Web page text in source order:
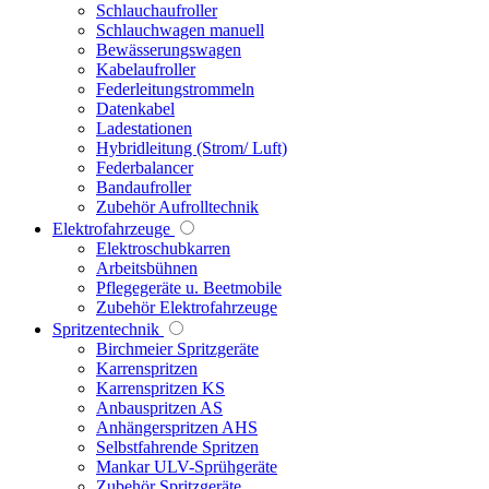
Schlauchaufroller
Schlauchwagen manuell
Bewässerungswagen
Kabelaufroller
Federleitungstrommeln
Datenkabel
Ladestationen
Hybridleitung (Strom/ Luft)
Federbalancer
Bandaufroller
Zubehör Aufrolltechnik
Elektrofahrzeuge
Elektroschubkarren
Arbeitsbühnen
Pflegegeräte u. Beetmobile
Zubehör Elektrofahrzeuge
Spritzentechnik
Birchmeier Spritzgeräte
Karrenspritzen
Karrenspritzen KS
Anbauspritzen AS
Anhängerspritzen AHS
Selbstfahrende Spritzen
Mankar ULV-Sprühgeräte